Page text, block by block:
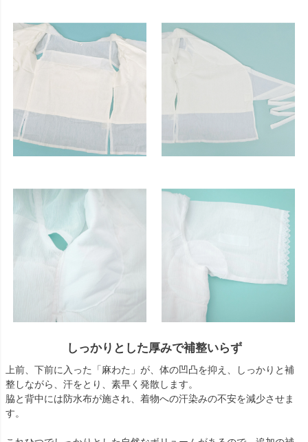
しっかりとした厚みで補整いらず
上前、下前に入った「麻わた」が、体の凹凸を抑え、しっかりと補
整しながら、汗をとり、素早く発散します。
脇と背中には防水布が施され、着物への汗染みの不安を減少させま
す。